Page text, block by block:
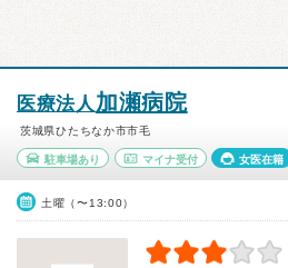
医療法人加瀬病院
茨城県ひたちなか市市毛
駐車場あり マイナ受付 女医在籍
土曜（〜13:00）